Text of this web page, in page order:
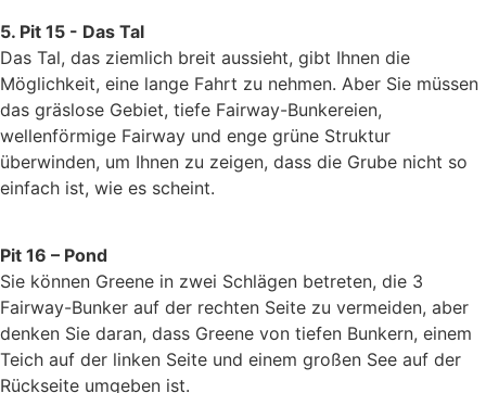
5. Pit 15 - Das Tal
Das Tal, das ziemlich breit aussieht, gibt Ihnen die
Möglichkeit, eine lange Fahrt zu nehmen. Aber Sie müssen
das gräslose Gebiet, tiefe Fairway-Bunkereien,
wellenförmige Fairway und enge grüne Struktur
überwinden, um Ihnen zu zeigen, dass die Grube nicht so
einfach ist, wie es scheint.
Pit 16 – Pond
Sie können Greene in zwei Schlägen betreten, die 3
Fairway-Bunker auf der rechten Seite zu vermeiden, aber
denken Sie daran, dass Greene von tiefen Bunkern, einem
Teich auf der linken Seite und einem großen See auf der
Rückseite umgeben ist.